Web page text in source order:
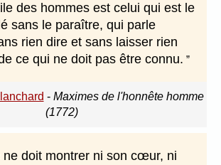
des hommes est celui qui est le
sans le paraître, qui parle
rien dire et sans laisser rien
ce qui ne doit pas être connu.
- Maximes de l'honnête homme
(1772)
ne doit montrer ni son cœur, ni